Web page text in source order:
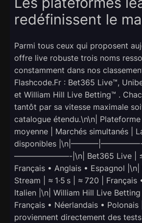
redéfinissent le
Parmi tous ceux qui proposent
offre live robuste trois noms
constamment dans nos
Flashcode.Fr : Bet365 Live™,
et William Hill Live Betting™ .
tantôt par sa vitesse maximale
catalogue étendu.\n\n|
moyenne | Marchés simultanés |
disponibles
———————-|\n| Bet365 Live | ≤
Français • Anglais • Espagnol
Stream | ≈ 1·5 s | ≈ 720 | Français
Italien |\n| William Hill Live Betting
Français • Néerlandais •
proviennent directement des